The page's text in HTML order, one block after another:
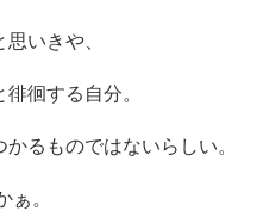
いきや、
徊する自分。
るものではないらしい。
ぁ。